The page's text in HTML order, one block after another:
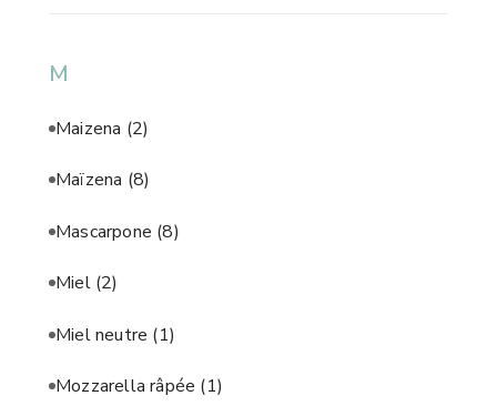
M
Maizena (2)
Maïzena (8)
Mascarpone (8)
Miel (2)
Miel neutre (1)
Mozzarella râpée (1)